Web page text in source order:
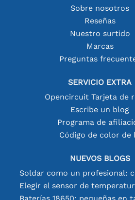
Sobre nosotros
Reseñas
Nuestro surtido
Marcas
Preguntas
SERVICIO EXTRA
Opencircuit Tarjeta de
Escribe un blog
Programa de
Código de color de
NUEVOS BLOGS